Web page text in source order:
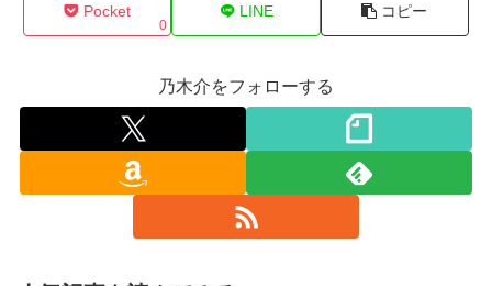
Pocket
0
LINE コピー
乃木介をフォローする